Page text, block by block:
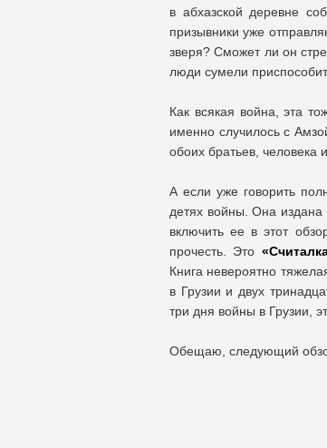
в абхазской деревне
призывники уже
зверя? Сможет ли он
люди сумели
Как всякая война, эта
именно случилось с
обоих братьев, человека
А если уже говорить
детях войны. Она издана
включить ее в этот
прочесть. Это
Книга невероятно
в Грузии и двух
три дня войны в Грузии,
Обещаю, следующий